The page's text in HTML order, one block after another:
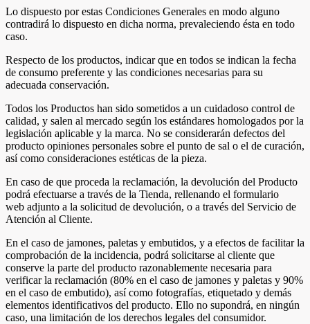
Lo dispuesto por estas Condiciones Generales en modo alguno
contradirá lo dispuesto en dicha norma, prevaleciendo ésta en todo
caso.
Respecto de los productos, indicar que en todos se indican la fecha
de consumo preferente y las condiciones necesarias para su
adecuada conservación.
Todos los Productos han sido sometidos a un cuidadoso control de
calidad, y salen al mercado según los estándares homologados por la
legislación aplicable y la marca. No se considerarán defectos del
producto opiniones personales sobre el punto de sal o el de curación,
así como consideraciones estéticas de la pieza.
En caso de que proceda la reclamación, la devolución del Producto
podrá efectuarse a través de la Tienda, rellenando el formulario
web adjunto a la solicitud de devolución, o a través del Servicio de
Atención al Cliente.
En el caso de jamones, paletas y embutidos, y a efectos de facilitar la
comprobación de la incidencia, podrá solicitarse al cliente que
conserve la parte del producto razonablemente necesaria para
verificar la reclamación (80% en el caso de jamones y paletas y 90%
en el caso de embutido), así como fotografías, etiquetado y demás
elementos identificativos del producto. Ello no supondrá, en ningún
caso, una limitación de los derechos legales del consumidor.